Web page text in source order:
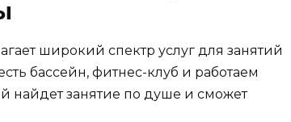
широкий спектр услуг для занятий
бассейн, фитнес-клуб и работаем
найдет занятие по душе и сможет